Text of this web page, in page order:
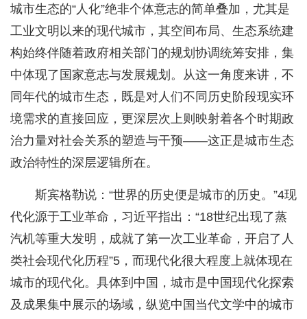
城市生态的“人化”绝非个体意志的简单叠加，尤其是
工业文明以来的现代城市，其空间布局、生态系统建
构始终伴随着政府相关部门的规划协调统筹安排，集
中体现了国家意志与发展规划。从这一角度来讲，不
同年代的城市生态，既是对人们不同历史阶段现实环
境需求的直接回应，更深层次上则映射着各个时期政
治力量对社会关系的塑造与干预——这正是城市生态
政治特性的深层逻辑所在。
斯宾格勒说：“世界的历史便是城市的历史。”4现
代化源于工业革命，习近平指出：“18世纪出现了蒸
汽机等重大发明，成就了第一次工业革命，开启了人
类社会现代化历程”5，而现代化很大程度上就体现在
城市的现代化。具体到中国，城市是中国现代化探索
及成果集中展示的场域，纵览中国当代文学中的城市